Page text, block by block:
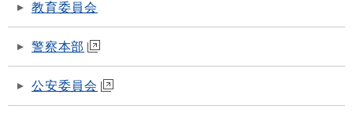
教育委員会
警察本部
公安委員会